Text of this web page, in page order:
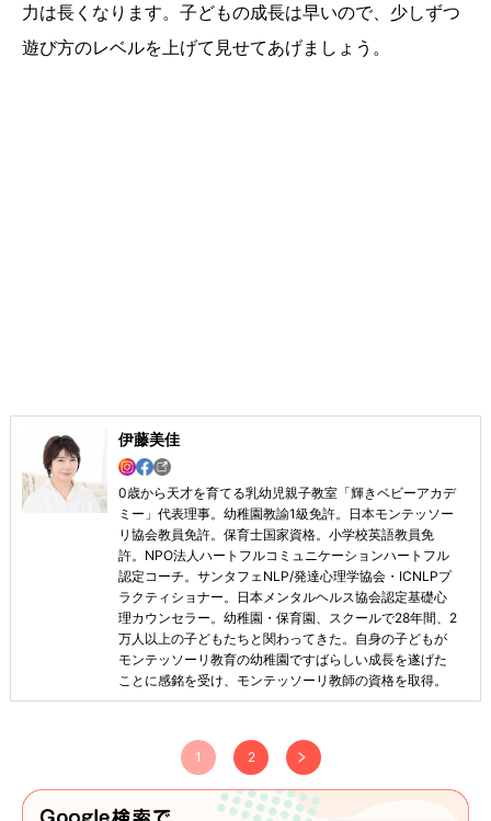
力は長くなります。子どもの成長は早いので、少しずつ
遊び方のレベルを上げて見せてあげましょう。
伊藤美佳
0歳から天才を育てる乳幼児親子教室「輝きベビーアカデ
ミー」代表理事。幼稚園教諭1級免許。日本モンテッソー
リ協会教員免許。保育士国家資格。小学校英語教員免
許。NPO法人ハートフルコミュニケーションハートフル
認定コーチ。サンタフェNLP/発達心理学協会・ICNLPプ
ラクティショナー。日本メンタルヘルス協会認定基礎心
理カウンセラー。幼稚園・保育園、スクールで28年間、2
万人以上の子どもたちと関わってきた。自身の子どもが
モンテッソーリ教育の幼稚園ですばらしい成長を遂げた
ことに感銘を受け、モンテッソーリ教師の資格を取得。
1 2